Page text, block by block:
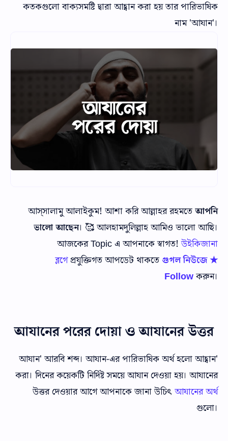
কতকগুলো বাক্যসমষ্টি দ্বারা আহ্বান করা হয় তার পারিভাষিক
নাম 'আযান'।
আস্‌সালামু আলাইকুম! আশা করি আল্লাহর রহমতে আপনি
ভালো আছেন। 🥰 আলহামদুলিল্লাহ আমিও ভালো আছি।
আজকের Topic এ আপনাকে স্বাগত!উইকিজানা
ব্লগেপ্রযুক্তিগত আপডেট থাকতে গুগল নিউজে ★
Follow করুন।
আযানের পরের দোয়া ও আযানের উত্তর
'আযান' আরবি শব্দ। আযান-এর পারিভাষিক অর্থ হলো আহ্বান
করা। দিনের কয়েকটি নির্দিষ্ট সময়ে আযান দেওয়া হয়। আযানের
উত্তর দেওয়ার আগে আপনাকে জানা উচিৎ আযানের অর্থ
গুলো।